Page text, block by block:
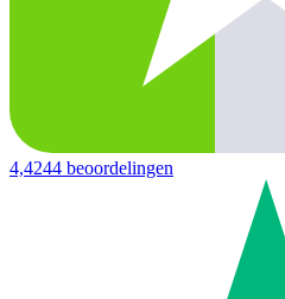
4,4244 beoordelingen